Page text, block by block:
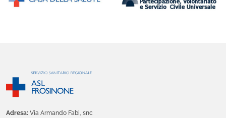
Adresa: Via Armando Fabi, snc